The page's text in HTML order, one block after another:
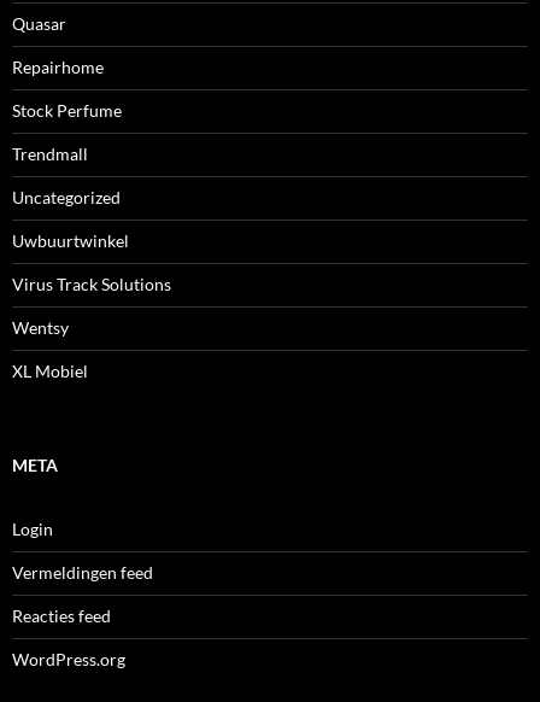
Quasar
Repairhome
Stock Perfume
Trendmall
Uncategorized
Uwbuurtwinkel
Virus Track Solutions
Wentsy
XL Mobiel
META
Login
Vermeldingen feed
Reacties feed
WordPress.org